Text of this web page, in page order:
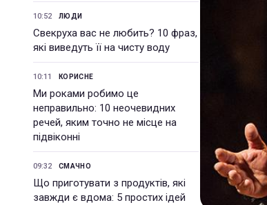
10:52 ЛЮДИ
Свекруха вас не любить? 10 фраз,
які виведуть її на чисту воду
10:11 КОРИСНЕ
Ми роками робимо це
неправильно: 10 неочевидних
речей, яким точно не місце на
підвіконні
09:32 СМАЧНО
Що приготувати з продуктів, які
завжди є вдома: 5 простих ідей